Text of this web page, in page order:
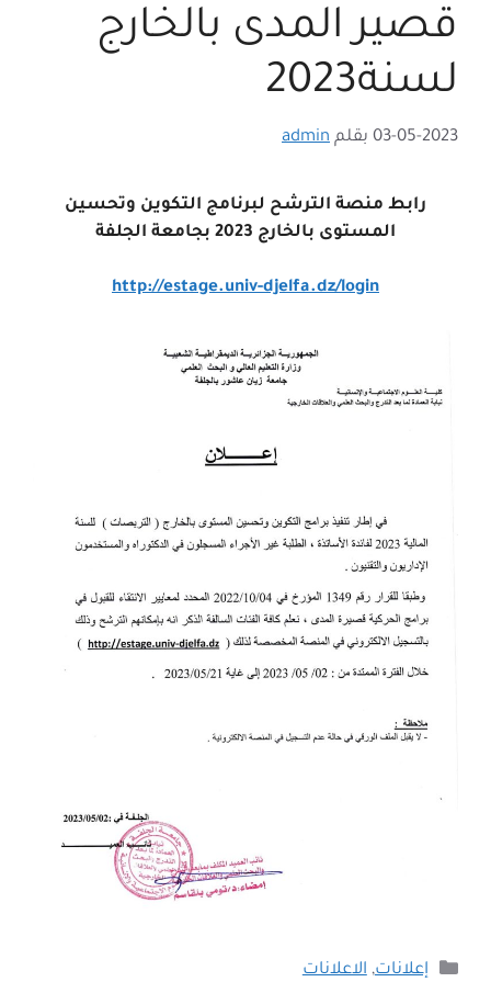
قصير المدى بالخارج
لسنة2023
03-05-2023 بقلم admin
رابط منصة الترشح لبرنامج التكوين وتحسين
المستوى بالخارج 2023 بجامعة الجلفة
http://estage.univ-djelfa.dz/login
التصنيفات
إعلانات,الاعلانات